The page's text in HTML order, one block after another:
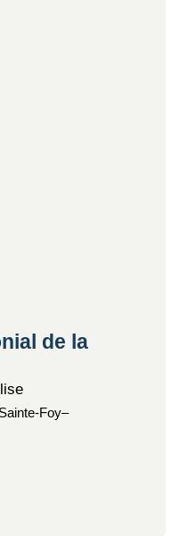
de la
Foy–